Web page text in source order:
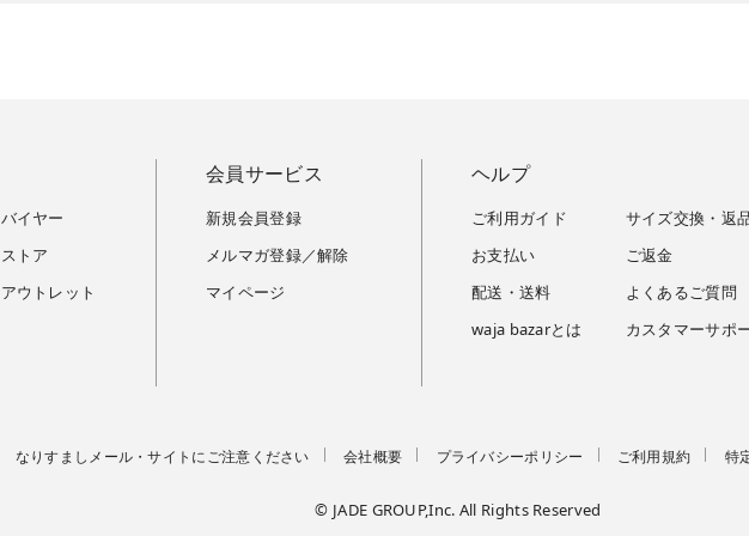
バイヤー
ストア
アウトレット
会員サービス
新規会員登録
メルマガ登録／解除
マイページ
ヘルプ
ご利用ガイド
お支払い
配送・送料
waja bazarとは
サイズ交換・返
ご返金
よくあるご質問
カスタマーサポ
なりすましメール・サイトにご注意ください 会社概要 プライバシーポリシー ご利用規約 特
© JADE GROUP,Inc. All Rights Reserved